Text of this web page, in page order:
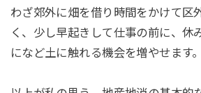
わざ郊外に畑を借り時間をかけて区
く、少し早起きして仕事の前に、休
になど土に触れる機会を増やせます。